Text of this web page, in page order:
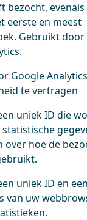
bezocht, evenals
eerste en meest
Gebruikt door
Google
te vertragen
uniek ID die
over hoe de
uniek ID en
van uw